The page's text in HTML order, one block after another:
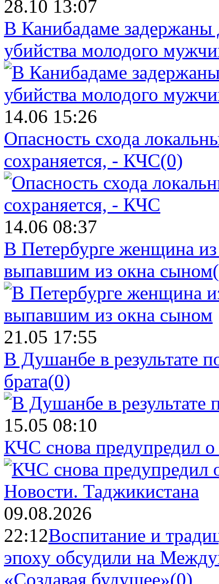
28.10 13:07
В Канибадаме задержаны
убийства молодого
14.06 15:26
Опасность схода
сохраняется, - КЧС(0)
14.06 08:37
В Петербурге женщина
выпавшим из окна сыном
21.05 17:55
В Душанбе в результате
брата(0)
15.05 08:10
КЧС снова предупредил
Новости. Таджикистана
09.08.2026
22:12Воспитание и
эпоху обсудили на
«Создавая будущее»(0)